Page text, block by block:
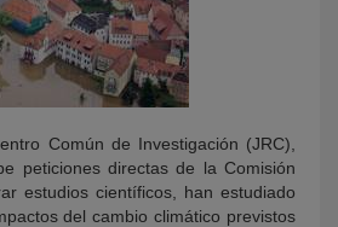
Común de Investigación (JRC),
peticiones directas de la Comisión
estudios científicos, han estudiado
del cambio climático previstos